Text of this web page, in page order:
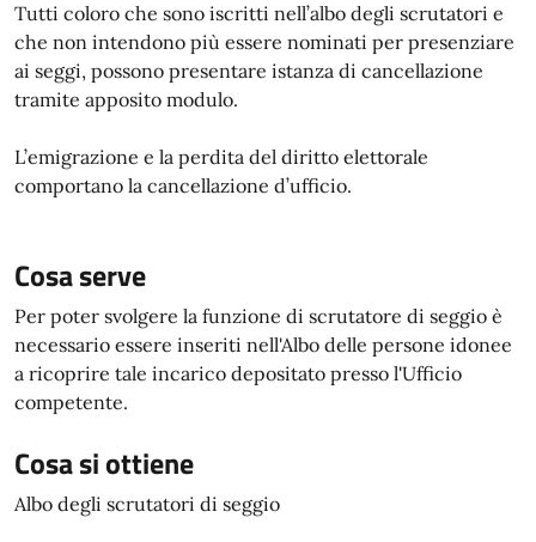
Tutti coloro che sono iscritti nell’albo degli scrutatori e
che non intendono più essere nominati per presenziare
ai seggi, possono presentare istanza di cancellazione
tramite apposito modulo.
L’emigrazione e la perdita del diritto elettorale
comportano la cancellazione d’ufficio.
Cosa serve
Per poter svolgere la funzione di scrutatore di seggio è
necessario essere inseriti nell'Albo delle persone idonee
a ricoprire tale incarico depositato presso l'Ufficio
competente.
Cosa si ottiene
Albo degli scrutatori di seggio